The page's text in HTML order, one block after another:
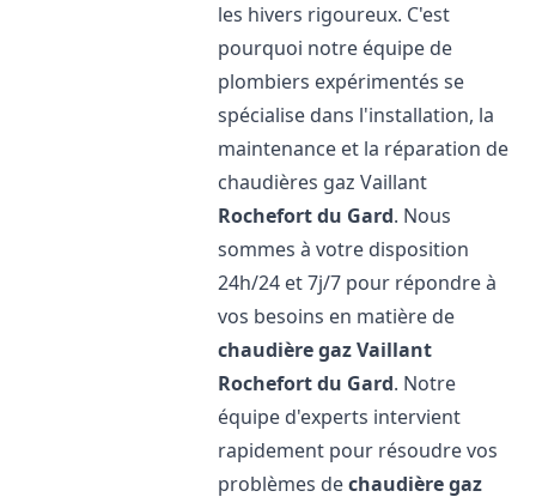
les hivers rigoureux. C'est
pourquoi notre équipe de
plombiers expérimentés se
spécialise dans l'installation, la
maintenance et la réparation de
chaudières gaz Vaillant
Rochefort du Gard. Nous
sommes à votre disposition
24h/24 et 7j/7 pour répondre à
vos besoins en matière de
chaudière gaz Vaillant
Rochefort du Gard. Notre
équipe d'experts intervient
rapidement pour résoudre vos
problèmes dechaudière gaz